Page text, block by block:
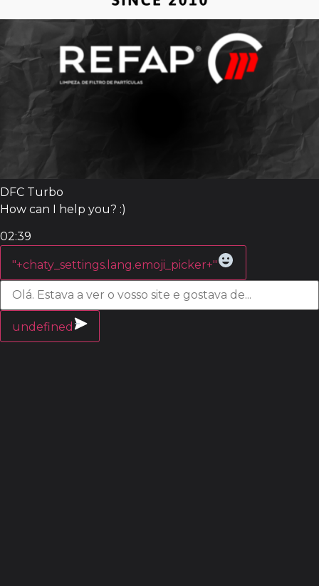
DFC Turbo
How can I help you? :)
02:39
"+chaty_settings.lang.emoji_picker+"
WhatsApp
undefined